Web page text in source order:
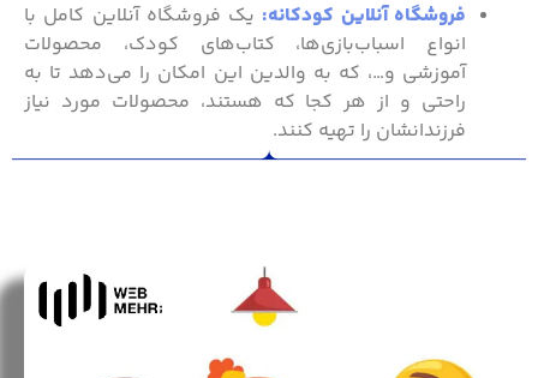
فروشگاه آنلاین کودکانه: یک فروشگاه آنلاین کامل با
انواع اسباب‌بازی‌ها، کتاب‌های کودک، محصولات
آموزشی و…، که به والدین این امکان را می‌دهد تا به
راحتی و از هر کجا که هستند، محصولات مورد نیاز
فرزندانشان را تهیه کنند.